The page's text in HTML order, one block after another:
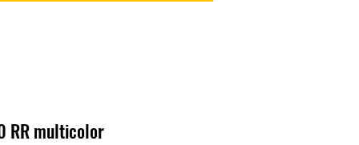
RR multicolor